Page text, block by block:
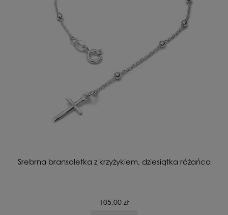
Srebrna bransoletka z krzyżykiem, dziesiątka różańca
105,00 zł